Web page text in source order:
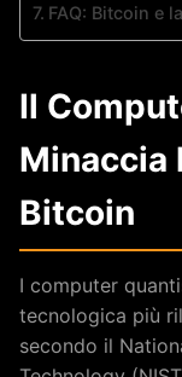
FAQ: Bitcoin e
Il
Minaccia
Bitcoin
I computer
tecnologica più
secondo il